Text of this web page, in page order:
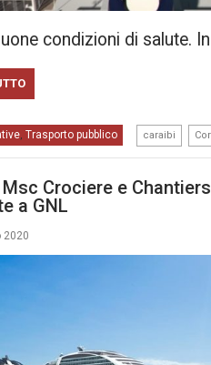
condizioni di salute.
Trasporto pubblico caraibi
Crociere e
a GNL
2020